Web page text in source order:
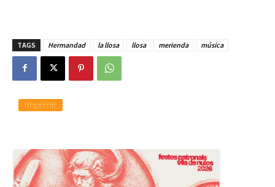
TAGS Hermandad la llosa llosa merienda música
Imprimir